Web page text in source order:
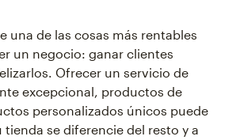
una de las cosas más rentables
un negocio: ganar clientes
Ofrecer un servicio de
excepcional, productos de
personalizados únicos puede
tienda se diferencie del resto y a